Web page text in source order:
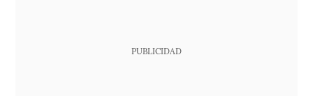
PUBLICIDAD